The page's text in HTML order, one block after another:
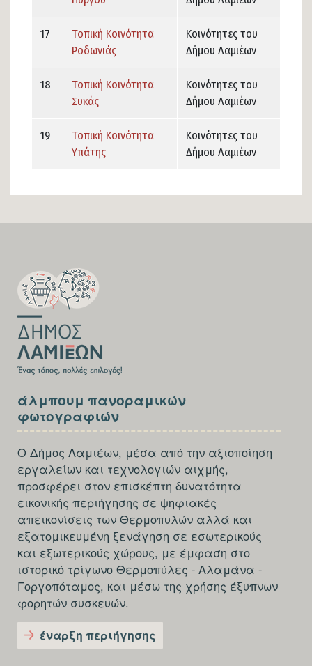
17
Τοπική Κοινότητα
Ροδωνιάς
Κοινότητες του
Δήμου Λαμιέων
18
Τοπική Κοινότητα
Συκάς
Κοινότητες του
Δήμου Λαμιέων
19
Τοπική Κοινότητα
Υπάτης
Κοινότητες του
Δήμου Λαμιέων
FOOTER-
FIRST
SECTION
FOOTER-
THIRD
άλμπουμ πανοραμικών
φωτογραφιών
Ο Δήμος Λαμιέων, μέσα από την αξιοποίηση
εργαλείων και τεχνολογιών αιχμής,
προσφέρει στον επισκέπτη δυνατότητα
εικονικής περιήγησης σε ψηφιακές
απεικονίσεις των Θερμοπυλών αλλά και
εξατομικευμένη ξενάγηση σε εσωτερικούς
και εξωτερικούς χώρους, με έμφαση στο
ιστορικό τρίγωνο Θερμοπύλες - Αλαμάνα -
Γοργοπόταμος, και μέσω της χρήσης έξυπνων
φορητών συσκευών.
έναρξη περιήγησης